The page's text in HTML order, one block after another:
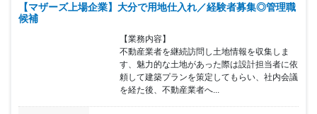
【マザーズ上場企業】大分で用地仕入れ／経験者募集◎管理職
候補
【業務内容】
不動産業者を継続訪問し土地情報を収集しま
す、魅力的な土地があった際は設計担当者に依
頼して建築プランを策定してもらい、社内会議
を経た後、不動産業者へ...